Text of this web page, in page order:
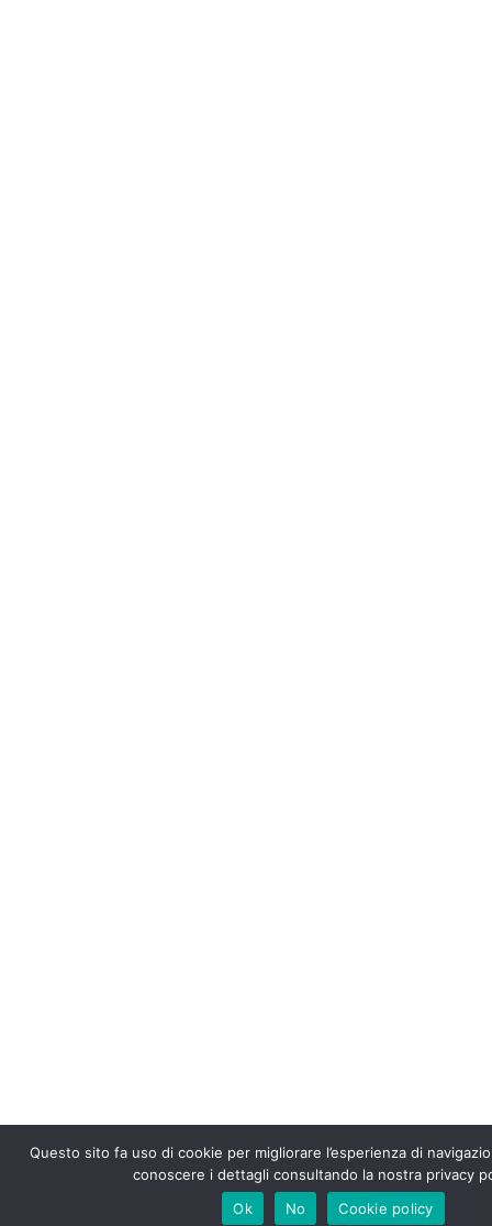
Questo sito fa uso di cookie per migliorare l’esperienza di
conoscere i dettagli consultando la nostra privacy
Ok
No Cookie policy